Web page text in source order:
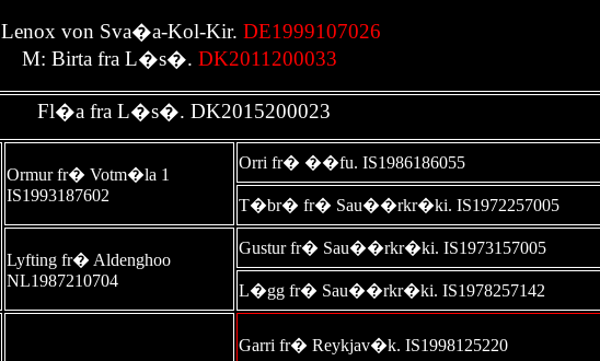
Lenox von Sva�a-Kol-Kir. DE1999107026
M: Birta fra L�s�. DK2011200033
Fl�a fra L�s�. DK2015200023
Ormur fr� Votm�la 1
IS1993187602
Orri fr� ��fu. IS1986186055
T�br� fr� Sau��rkr�ki. IS1972257005
Lyfting fr� Aldenghoo
NL1987210704
Gustur fr� Sau��rkr�ki. IS1973157005
L�gg fr� Sau��rkr�ki. IS1978257142
Garri fr� Reykjav�k. IS1998125220